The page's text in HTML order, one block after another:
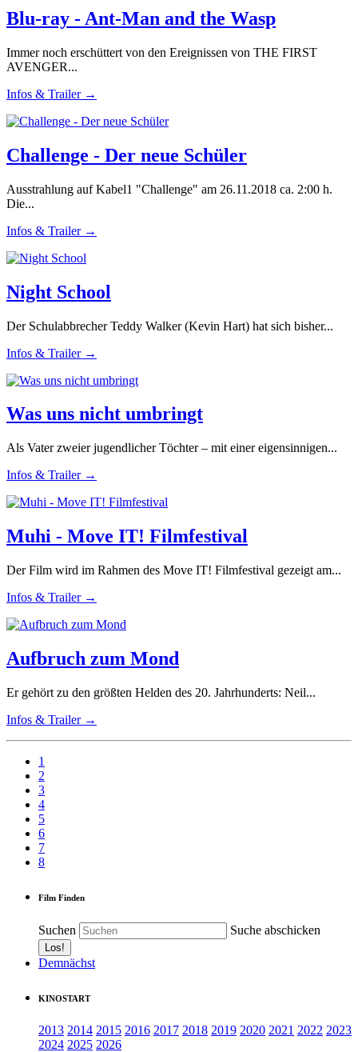
Blu-ray - Ant-Man and the Wasp
Immer noch erschüttert von den Ereignissen von THE FIRST
AVENGER...
Infos & Trailer →
Challenge - Der neue Schüler
Ausstrahlung auf Kabel1 "Challenge" am 26.11.2018 ca. 2:00 h.
Die...
Infos & Trailer →
Night School
Der Schulabbrecher Teddy Walker (Kevin Hart) hat sich bisher...
Infos & Trailer →
Was uns nicht umbringt
Als Vater zweier jugendlicher Töchter – mit einer eigensinnigen...
Infos & Trailer →
Muhi - Move IT! Filmfestival
Der Film wird im Rahmen des Move IT! Filmfestival gezeigt am...
Infos & Trailer →
Aufbruch zum Mond
Er gehört zu den größten Helden des 20. Jahrhunderts: Neil...
Infos & Trailer →
1
2
3
4
5
6
7
8
Film Finden
Suchen Suche abschicken
Demnächst
KINOSTART
2013 2014 2015 2016 2017 2018 2019 2020 2021 2022 2023
2024 2025 2026